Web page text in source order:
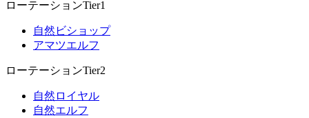
ローテーションTier1
自然ビショップ
アマツエルフ
ローテーションTier2
自然ロイヤル
自然エルフ